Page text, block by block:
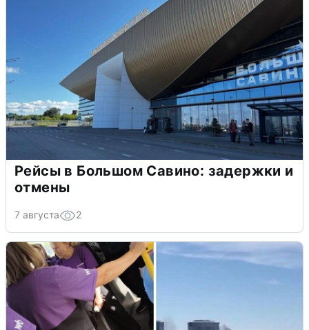
Рейсы в Большом Савино: задержки и
отмены
7 августа 2